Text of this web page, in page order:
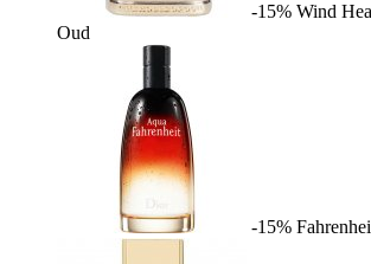
-15% Wind
Oud
-15%